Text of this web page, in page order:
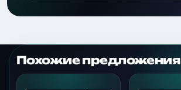
Похожие предложения